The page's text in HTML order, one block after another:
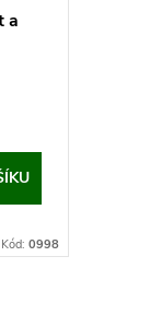
a
Kód: 0998